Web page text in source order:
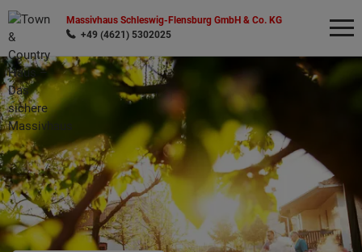
Massivhaus Schleswig-Flensburg GmbH & Co. KG
+49 (4621) 5302025
Wonach möchten Sie suchen?